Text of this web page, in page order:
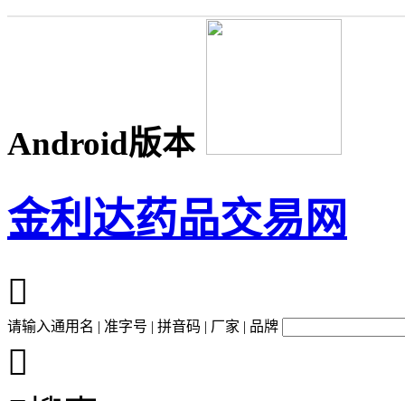
Android版本
金利达药品交易网

请输入通用名 | 准字号 | 拼音码 | 厂家 | 品牌
